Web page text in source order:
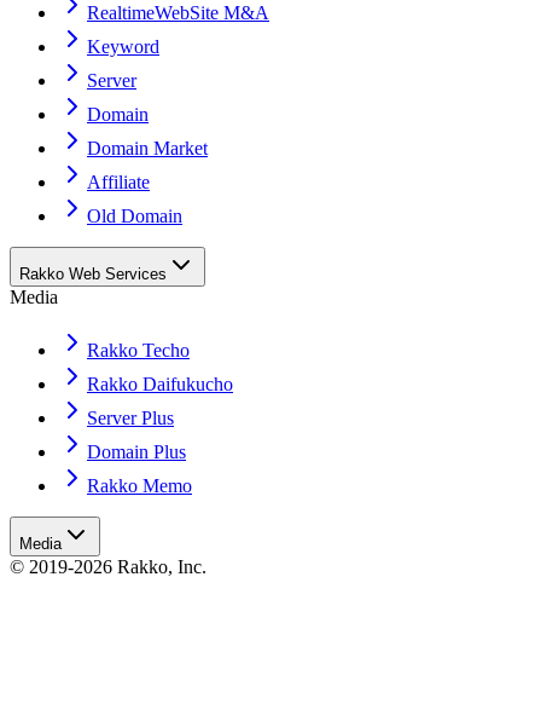
RealtimeWebSite M&A
Keyword
Server
Domain
Domain Market
Affiliate
Old Domain
Rakko Web Services
Media
Rakko Techo
Rakko Daifukucho
Server Plus
Domain Plus
Rakko Memo
Media
© 2019-2026 Rakko, Inc.